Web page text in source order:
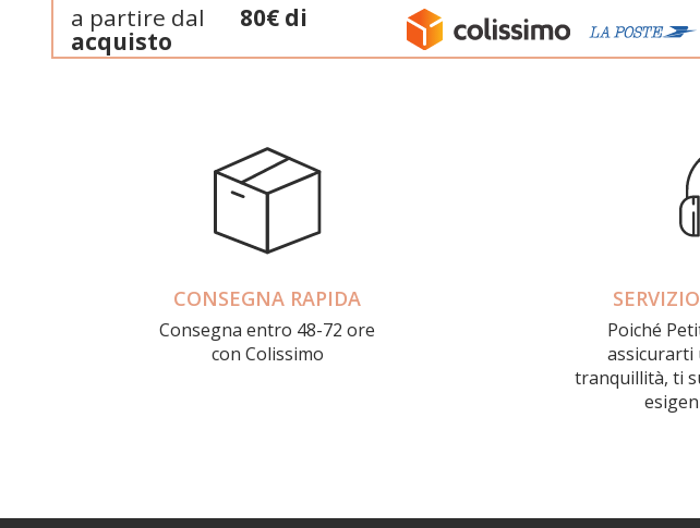
a partire dal 80€ di
acquisto
CONSEGNA RAPIDA
Consegna entro 48-72 ore
con Colissimo
Poiché
assicurarti
tranquillità, ti